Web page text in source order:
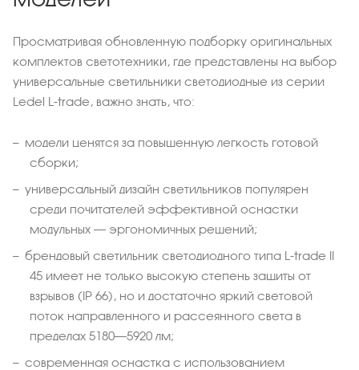
Просматривая обновленную подборку оригинальных
комплектов светотехники, где представлены на выбор
универсальные светильники светодиодные из серии
Ledel L-trade, важно знать, что:
модели ценятся за повышенную легкость готовой
сборки;
универсальный дизайн светильников популярен
среди почитателей эффективной оснастки
модульных – эргономичных решений;
брендовый светильник светодиодного типа L-trade II
45 имеет не только высокую степень защиты от
взрывов (IP 66), но и достаточно яркий световой
поток направленного и рассеянного света в
пределах 5180–5920 лм;
современная оснастка с использованием